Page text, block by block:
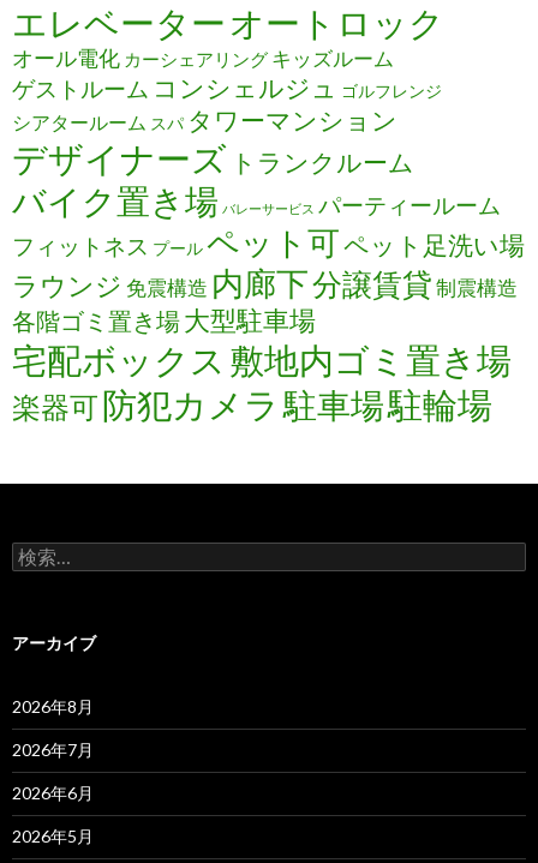
エレベーター オートロック
オール電化 カーシェアリング キッズルーム
ゲストルーム コンシェルジュ ゴルフレンジ
シアタールーム スパ タワーマンション
デザイナーズ トランクルーム
バイク置き場 バレーサービス パーティールーム
フィットネス プールペット可ペット足洗い場
ラウンジ 免震構造 内廊下分譲賃貸制震構造
各階ゴミ置き場大型駐車場
宅配ボックス 敷地内ゴミ置き場
楽器可防犯カメラ 駐車場駐輪場
検
索:
アーカイブ
2026年8月
2026年7月
2026年6月
2026年5月